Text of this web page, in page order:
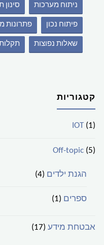
ניתוח מערכות סינון
פיתוח נכון פתרונות
שאלות נפוצות
קטגוריות
IOT(1)
Off-topic(5)
הגנת ילדים (4)
ספרים (1)
אבטחת מידע (17)